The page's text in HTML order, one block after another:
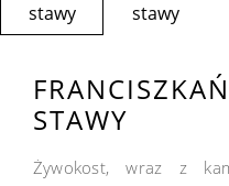
STAWY
Żywokost, wraz z